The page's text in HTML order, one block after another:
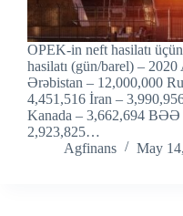
OPEK-in neft hasilatı
hasilatı (gün/barel) –
Ərəbistan – 12,000,000
4,451,516 İran –
Kanada – 3,662,694
2,923,825…
Agfinans
May